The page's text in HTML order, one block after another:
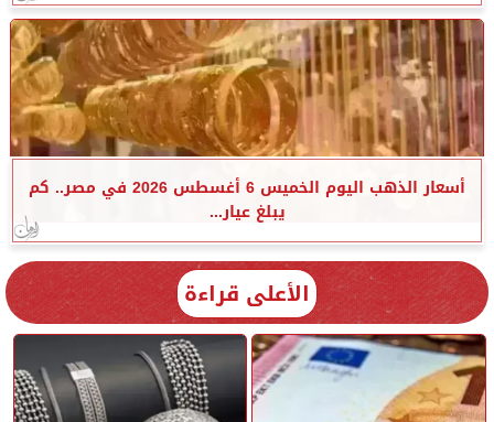
أسعار الذهب اليوم الخميس 6 أغسطس 2026 في مصر.. كم
يبلغ عيار...
الأعلى قراءة